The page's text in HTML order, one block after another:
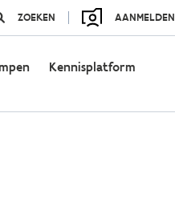
ZOEKEN AANMELDEN
Kennisplatform